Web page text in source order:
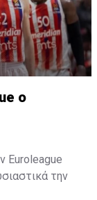
Euroleague
την